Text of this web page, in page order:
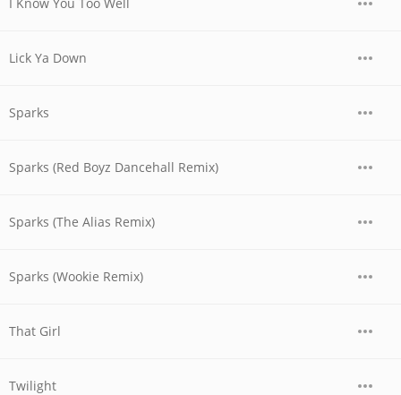
Lick Ya Down
Sparks
Sparks (Red Boyz Dancehall Remix)
Sparks (The Alias Remix)
Sparks (Wookie Remix)
That Girl
Twilight